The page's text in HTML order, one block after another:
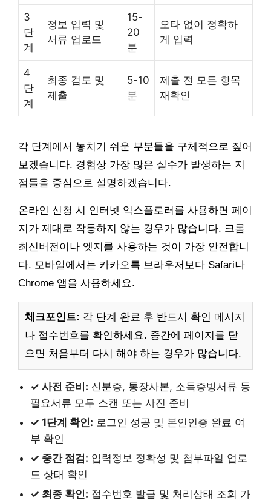
3
단
계
정보 입력 및
서류 업로드
15-
20
분
오타 없이 정확하
게 입력
4
단
계
최종 검토 및
제출
5-10
분
제출 전 모든 항목
재확인
각 단계에서 놓치기 쉬운 부분들을 구체적으로 짚어
보겠습니다. 경험상 가장 많은 실수가 발생하는 지
점들을 중심으로 설명하겠습니다.
온라인 신청 시 인터넷 익스플로러를 사용하면 페이
지가 제대로 작동하지 않는 경우가 많습니다. 크롬
최신버전이나 엣지를 사용하는 것이 가장 안전합니
다. 모바일에서는 카카오톡 브라우저보다 Safari나
Chrome 앱을 사용하세요.
체크포인트: 각 단계 완료 후 반드시 확인 메시지
나 접수번호를 확인하세요. 중간에 페이지를 닫
으면 처음부터 다시 해야 하는 경우가 많습니다.
✓ 사전 준비: 신분증, 통장사본, 소득증빙서류 등
필요서류 모두 스캔 또는 사진 준비
✓ 1단계 확인: 로그인 성공 및 본인인증 완료 여
부 확인
✓ 중간 점검: 입력정보 정확성 및 첨부파일 업로
드 상태 확인
✓ 최종 확인: 접수번호 발급 및 처리상태 조회 가